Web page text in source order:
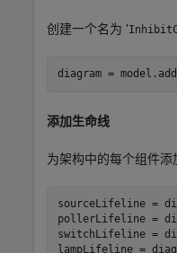
创建一个名为 '
diagram =
添加生命线
为架构中的每个组件添
sourceLifeline =
pollerLifeline =
switchLifeline =
lampLifeline =